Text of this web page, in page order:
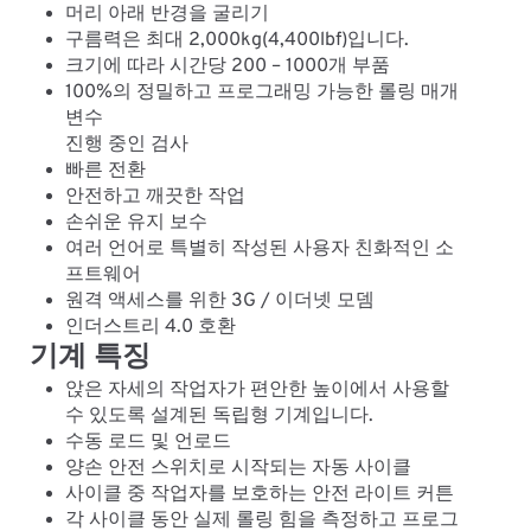
머리 아래 반경을 굴리기
구름력은 최대 2,000kg(4,400lbf)입니다.
크기에 따라 시간당 200 – 1000개 부품
100%의 정밀하고 프로그래밍 가능한 롤링 매개
변수
진행 중인 검사
빠른 전환
안전하고 깨끗한 작업
손쉬운 유지 보수
여러 언어로 특별히 작성된 사용자 친화적인 소
프트웨어
원격 액세스를 위한 3G / 이더넷 모뎀
인더스트리 4.0 호환
기계 특징
앉은 자세의 작업자가 편안한 높이에서 사용할
수 있도록 설계된 독립형 기계입니다.
수동 로드 및 언로드
양손 안전 스위치로 시작되는 자동 사이클
사이클 중 작업자를 보호하는 안전 라이트 커튼
각 사이클 동안 실제 롤링 힘을 측정하고 프로그